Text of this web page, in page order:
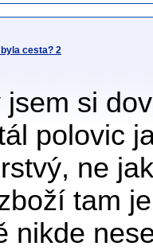
cesta? 2
si
polovic
ne
tam
nikde